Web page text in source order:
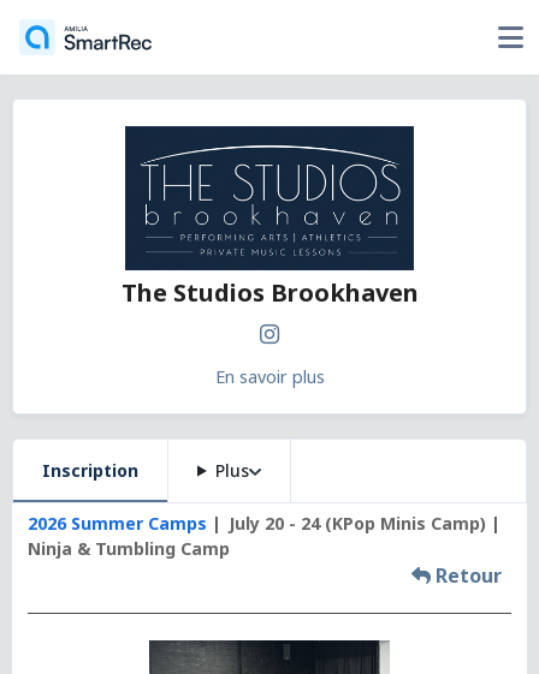
The Studios Brookhaven
En savoir plus
Inscription Plus
2026 Summer Camps
July 20 - 24 (KPop Minis Camp)
Ninja & Tumbling Camp
Retour